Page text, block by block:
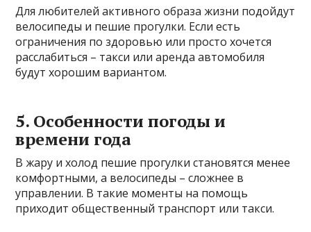
Для любителей активного образа жизни подойдут
велосипеды и пешие прогулки. Если есть
ограничения по здоровью или просто хочется
расслабиться – такси или аренда автомобиля
будут хорошим вариантом.
5. Особенности погоды и
времени года
В жару и холод пешие прогулки становятся менее
комфортными, а велосипеды – сложнее в
управлении. В такие моменты на помощь
приходит общественный транспорт или такси.